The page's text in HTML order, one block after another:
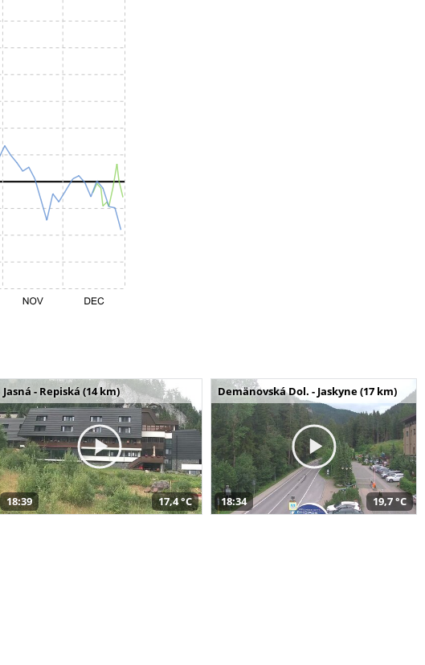
Jasná - Repiská (14 km)
18:39 17,4 °C
Demänovská Dol. - Jaskyne (17 km)
18:34 19,7 °C